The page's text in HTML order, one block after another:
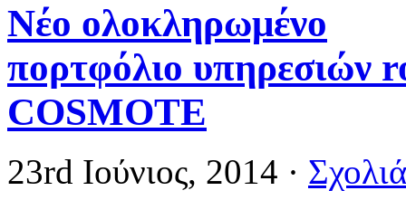
Νέο ολοκληρωμένο
πορτφόλιο υπηρεσιών
COSMOTE
23rd Ιούνιος, 2014 ·